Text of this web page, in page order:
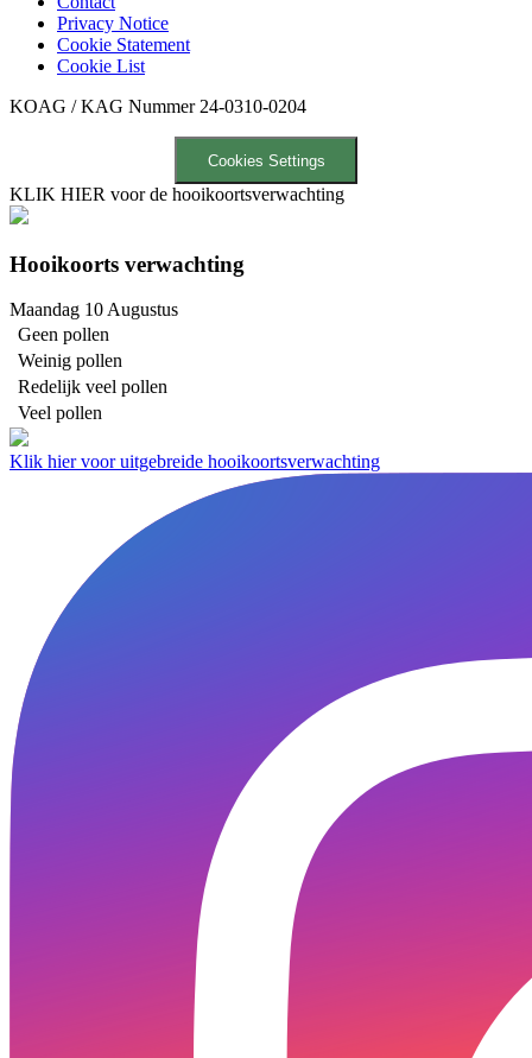
Privacy Notice
Cookie Statement
Cookie List
KOAG / KAG Nummer 24-0310-0204
Cookies Settings
KLIK HIER voor de hooikoortsverwachting
Hooikoorts verwachting
Maandag 10 Augustus
Geen pollen
Weinig pollen
Redelijk veel pollen
Veel pollen
Klik hier voor uitgebreide hooikoortsverwachting